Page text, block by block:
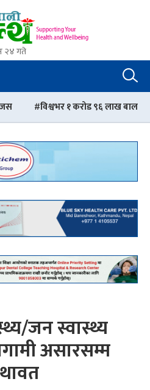
From Nepal : Article, Tips,
International Health, Nepal
२४ गते
१ करोड ९६ लाख बालबालिका अझै पूर्ण
जन स्वास्थ्य
असारसम्म